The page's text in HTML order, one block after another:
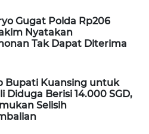
Gugat Polda Rp206
Nyatakan
Tak Dapat Diterima
Bupati Kuansing untuk
Diduga Berisi 14.000 SGD,
Selisih